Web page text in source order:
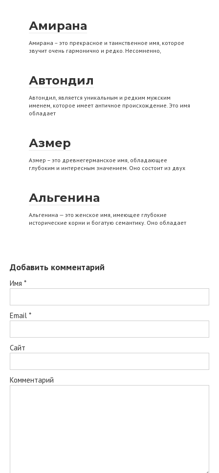
Амирана
Амирана – это прекрасное и таинственное имя, которое
звучит очень гармонично и редко. Несомненно,
Автондил
Автондил, является уникальным и редким мужским
именем, которое имеет античное происхождение. Это имя
обладает
Азмер
Азмер – это древнегерманское имя, обладающее
глубоким и интересным значением. Оно состоит из двух
Альгенина
Альгенина — это женское имя, имеющее глубокие
исторические корни и богатую семантику. Оно обладает
Добавить комментарий
Имя *
Email *
Сайт
Комментарий